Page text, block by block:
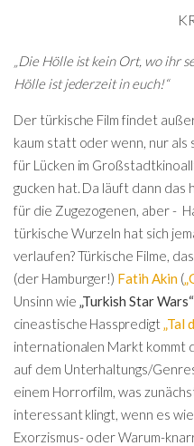
„Die Hölle ist kein Ort, wo ihr
Hölle ist jederzeit in euch!“
Der türkische Film findet
kaum statt oder wenn, nur
für Lücken im
gucken hat. Da läuft dann das
für die Zugezogenen, aber -
türkische Wurzeln hat sich
verlaufen? Türkische Filme,
(der Hamburger!) Fatih Akin(
Unsinn wie „Turkish Star Wars“
cineastische Hasspredigt „Tal
internationalen Markt kommt
auf dem Unterhaltungs/
einem Horrorfilm, was
interessant klingt, wenn es
Exorzismus- oder Warum-